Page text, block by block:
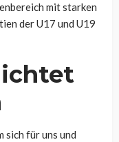
mit starken
der U17 und U19
sich für uns und